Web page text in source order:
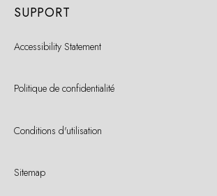
SUPPORT
Accessibility Statement
Politique de confidentialité
Conditions d'utilisation
Sitemap